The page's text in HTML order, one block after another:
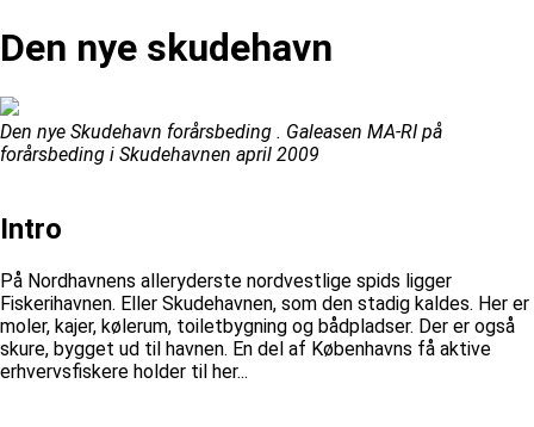
Den nye skudehavn
Den nye Skudehavn forårsbeding . Galeasen MA-RI på
forårsbeding i Skudehavnen april 2009
Intro
På Nordhavnens alleryderste nordvestlige spids ligger
Fiskerihavnen. Eller Skudehavnen, som den stadig kaldes. Her er
moler, kajer, kølerum, toiletbygning og bådpladser. Der er også
skure, bygget ud til havnen. En del af Københavns få aktive
erhvervsfiskere holder til her...